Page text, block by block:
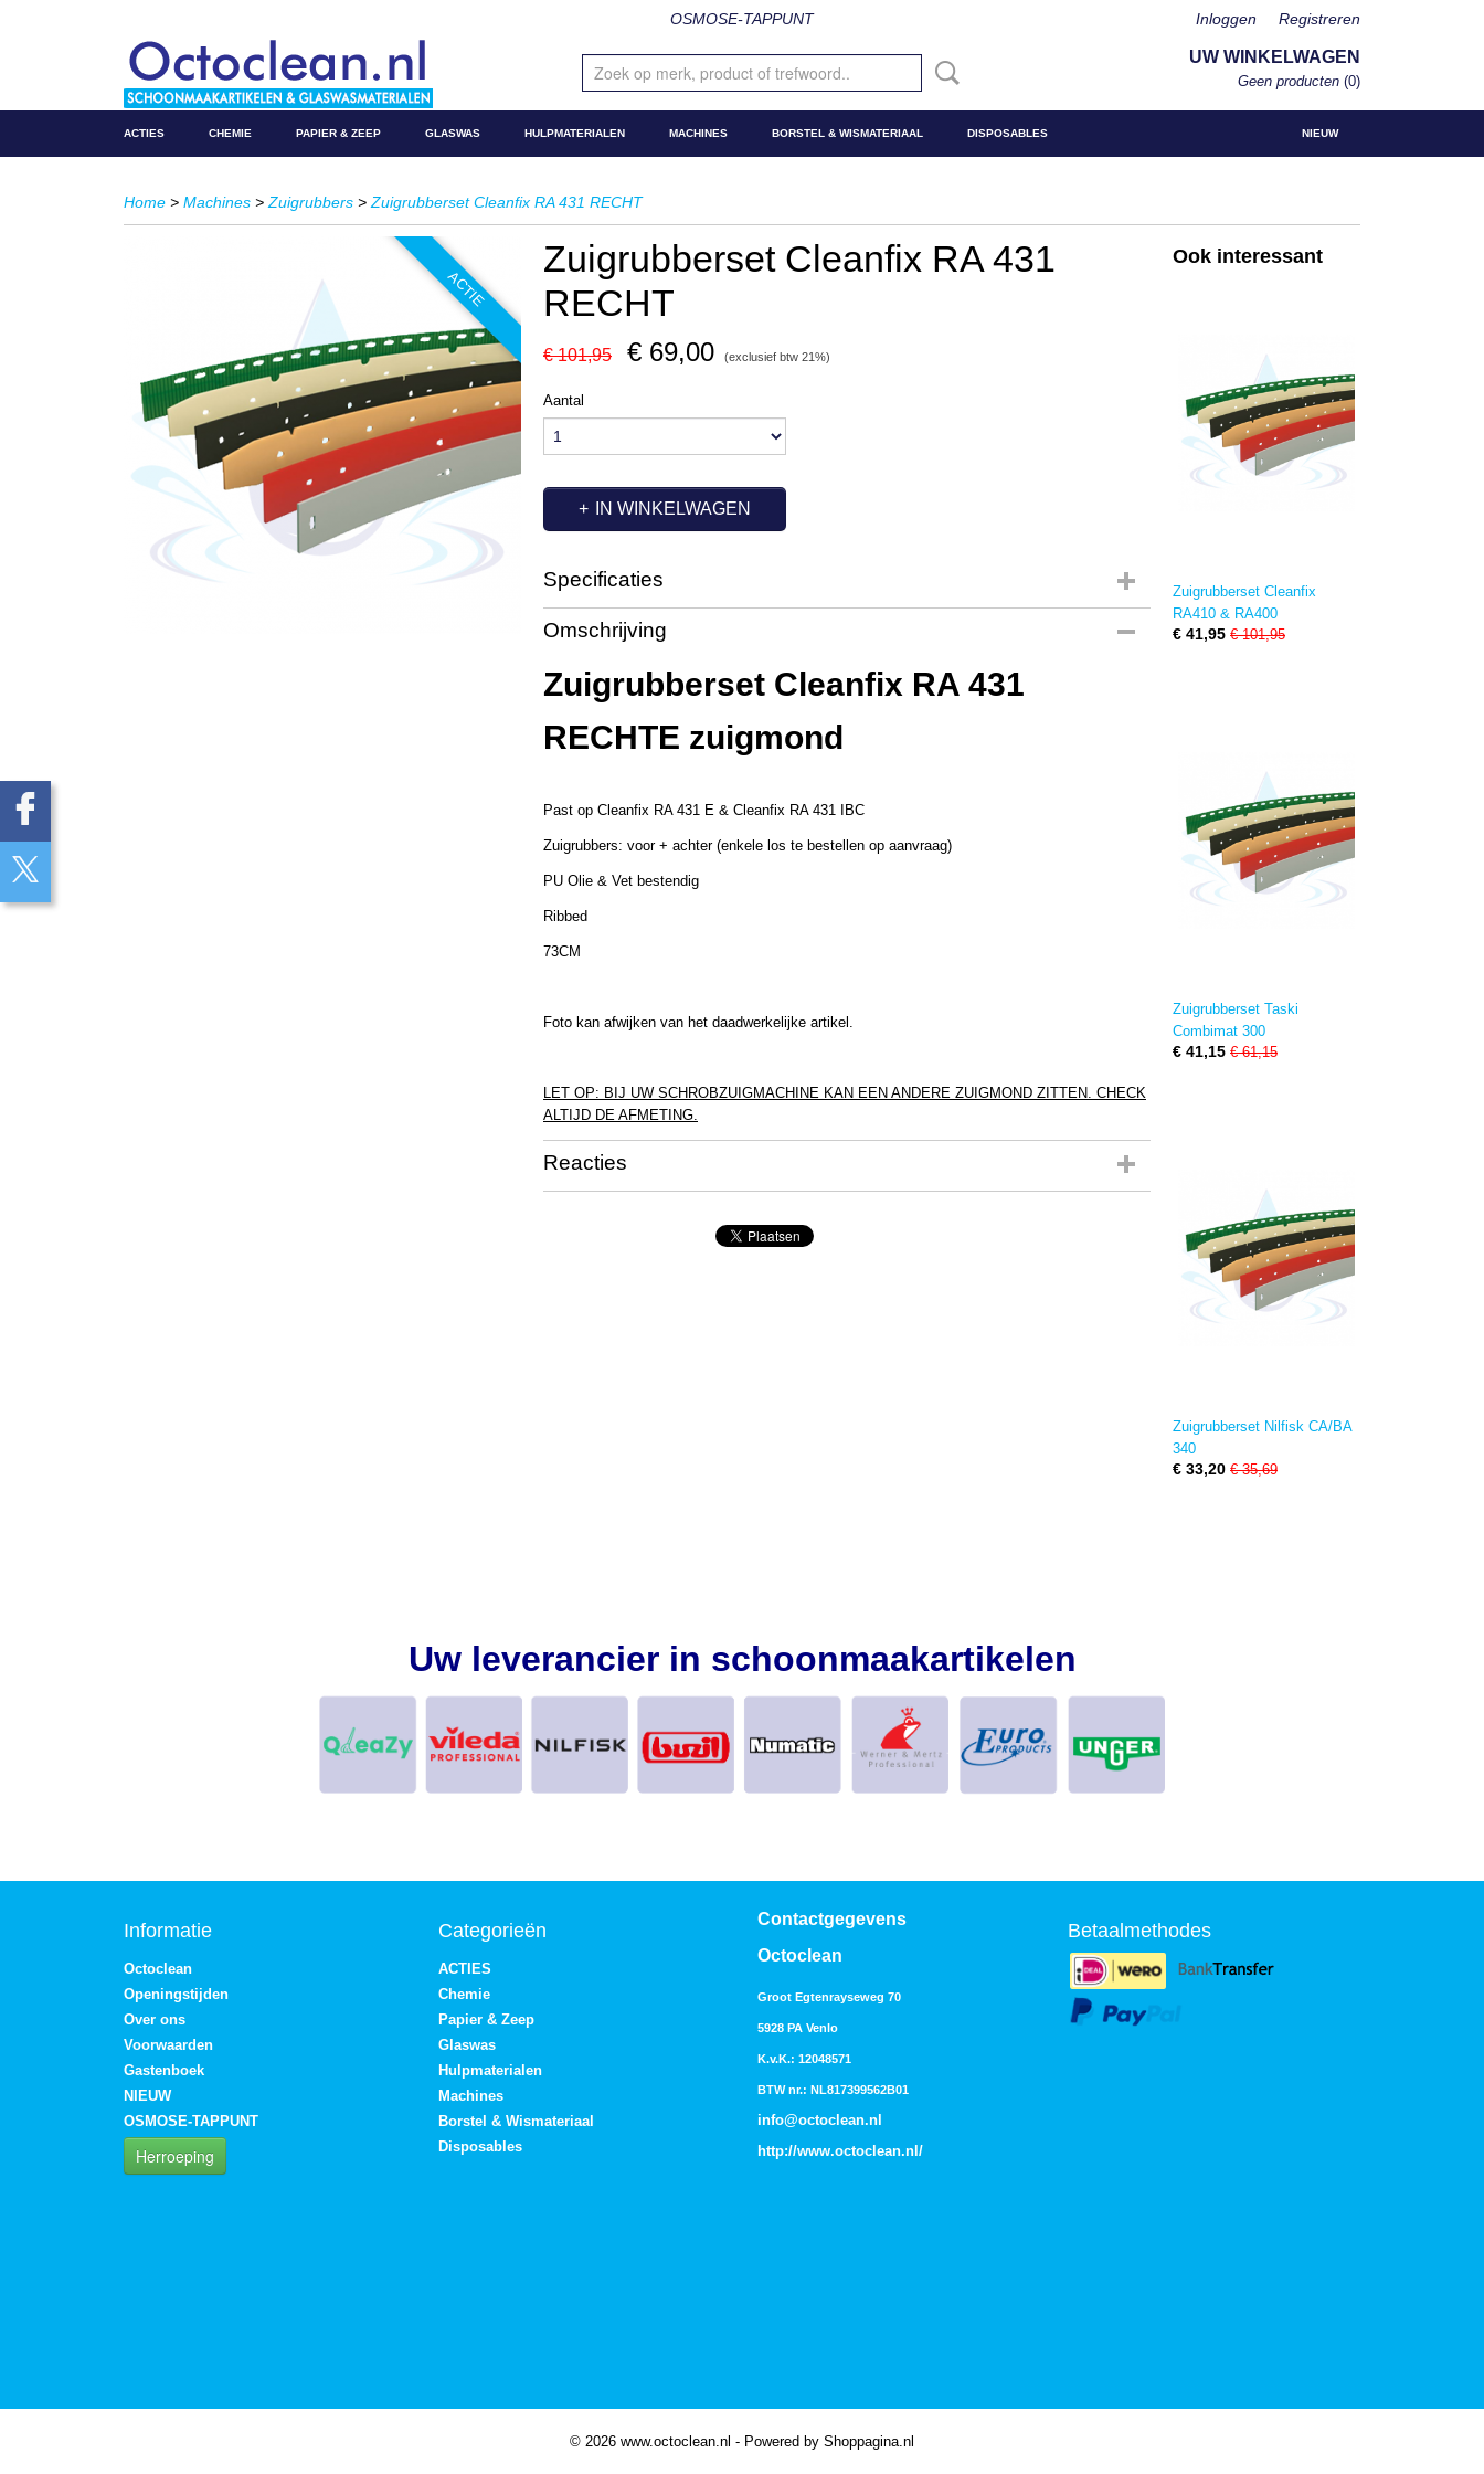
OSMOSE-TAPPUNT Inloggen Registreren
UW WINKELWAGEN
Geen producten (0)
NIEUW
ACTIES CHEMIE PAPIER & ZEEP GLASWAS HULPMATERIALEN MACHINES BORSTEL & WISMATERIAAL DISPOSABLES
Home > Machines > Zuigrubbers > Zuigrubberset Cleanfix RA 431 RECHT
ACTIE
Zuigrubberset Cleanfix RA 431
RECHT
€ 101,95 € 69,00 (exclusief btw 21%)
Aantal
IN WINKELWAGEN
Specificaties
Productcode
Omschrijving
Zuigrubberset Cleanfix RA 431
RECHTE zuigmond
Past op Cleanfix RA 431 E & Cleanfix RA 431 IBC
Zuigrubbers: voor + achter (enkele los te bestellen op aanvraag)
PU Olie & Vet bestendig
Ribbed
73CM
Foto kan afwijken van het daadwerkelijke artikel.
LET OP: BIJ UW SCHROBZUIGMACHINE KAN EEN ANDERE ZUIGMOND ZITTEN. CHECK
ALTIJD DE AFMETING.
Reacties
Ook interessant
Zuigrubberset Cleanfix
RA410 & RA400
€ 41,95 € 101,95
Zuigrubberset Taski
Combimat 300
€ 41,15 € 61,15
Zuigrubberset Nilfisk CA/BA
340
€ 33,20 € 35,69
Uw leverancier in schoonmaakartikelen
Informatie
Octoclean
Openingstijden
Over ons
Voorwaarden
Gastenboek
NIEUW
OSMOSE-TAPPUNT
Herroeping
Categorieën
ACTIES
Chemie
Papier & Zeep
Glaswas
Hulpmaterialen
Machines
Borstel & Wismateriaal
Disposables
Contactgegevens
Octoclean
Groot Egtenrayseweg 70
5928 PA Venlo
K.v.K.: 12048571
BTW nr.: NL817399562B01
info@octoclean.nl
http://www.octoclean.nl /
Betaalmethodes
© 2026 www.octoclean.nl - Powered by Shoppagina.nl